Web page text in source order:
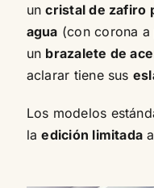
uncristal de zafiro
agua (con corona
un brazalete de
aclarar tiene sus
Los modelos
laedición limitada